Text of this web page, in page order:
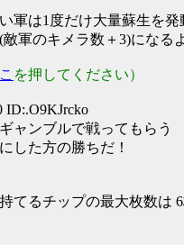
軍は1度だけ大量蘇生を発
軍のキメラ数＋3)になる
を押してください）
ID:.O9KJrcko
ャンブルで戦ってもらう
した方の勝ちだ！
てるチップの最大枚数は 6